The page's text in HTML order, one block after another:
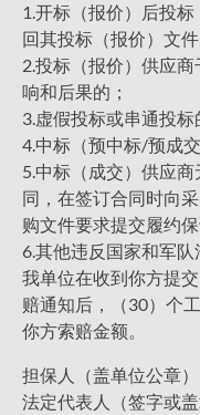
1.开标（报价）后投
回其投标（报价）文件
2.投标（报价）供应
响和后果的；
3.虚假投标或串通投标
4.中标（预中标/预成
5.中标（成交）供应
同，在签订合同时向
购文件要求提交履约保
6.其他违反国家和军队
我单位在收到你方提
赔通知后，（30）个
你方索赔金额。
担保人（盖单位公章）
法定代表人（签字或